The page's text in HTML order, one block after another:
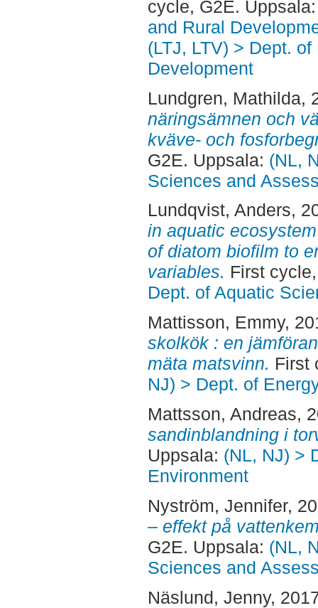
cycle, G2E.
and Rural
(LTJ, LTV) > Dept.
Development
Lundgren, Mathilda,
näringsämnen och
kväve- och
G2E. Uppsala: (NL,
Sciences and
Lundqvist, Anders,
in aquatic
of diatom biofilm to
variables. First
Dept. of Aquatic
Mattisson, Emmy,
skolkök : en
mäta matsvinn. First
NJ) > Dept. of
Mattsson, Andreas,
sandinblandning i
Uppsala: (NL, NJ) >
Environment
Nyström, Jennifer,
– effekt på
G2E. Uppsala: (NL,
Sciences and
Näslund, Jenny,